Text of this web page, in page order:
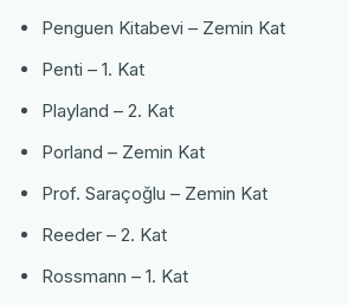
Penguen Kitabevi – Zemin Kat
Penti – 1. Kat
Playland – 2. Kat
Porland – Zemin Kat
Prof. Saraçoğlu – Zemin Kat
Reeder – 2. Kat
Rossmann – 1. Kat